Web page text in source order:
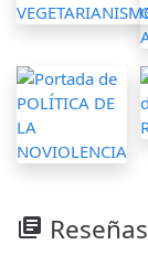
library_books Reseñas